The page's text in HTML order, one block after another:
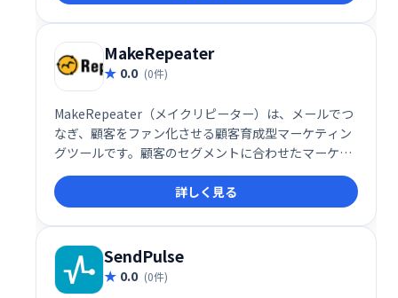
MakeRepeater
0.0 (0件)
MakeRepeater（メイクリピーター）は、メールでつ
なぎ、顧客をファン化させる顧客育成型マーケティン
グツールです。顧客のセグメントに合わせたマーケテ
ィングアプローチが可能です。Makeshopとの連携が
できます。
詳しく見る
SendPulse
0.0 (0件)